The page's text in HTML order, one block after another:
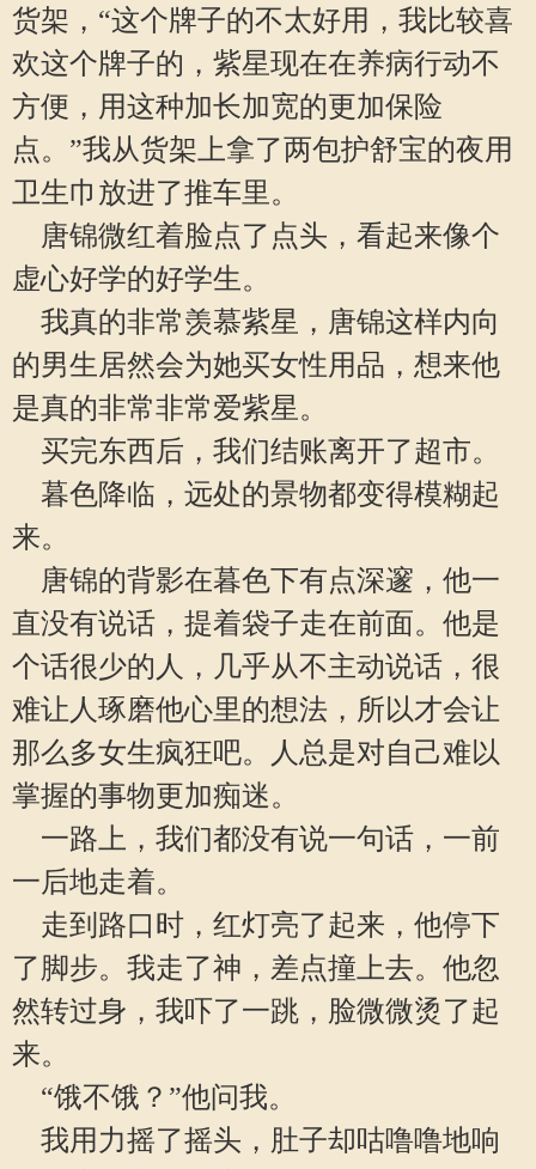
货架，“这个牌子的不太好用，我比较喜
欢这个牌子的，紫星现在在养病行动不
方便，用这种加长加宽的更加保险
点。”我从货架上拿了两包护舒宝的夜用
卫生巾放进了推车里。
唐锦微红着脸点了点头，看起来像个
虚心好学的好学生。
我真的非常羡慕紫星，唐锦这样内向
的男生居然会为她买女性用品，想来他
是真的非常非常爱紫星。
买完东西后，我们结账离开了超市。
暮色降临，远处的景物都变得模糊起
来。
唐锦的背影在暮色下有点深邃，他一
直没有说话，提着袋子走在前面。他是
个话很少的人，几乎从不主动说话，很
难让人琢磨他心里的想法，所以才会让
那么多女生疯狂吧。人总是对自己难以
掌握的事物更加痴迷。
一路上，我们都没有说一句话，一前
一后地走着。
走到路口时，红灯亮了起来，他停下
了脚步。我走了神，差点撞上去。他忽
然转过身，我吓了一跳，脸微微烫了起
来。
“饿不饿？”他问我。
我用力摇了摇头，肚子却咕噜噜地响